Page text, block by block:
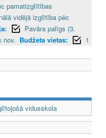
pamatizglītības
vidējā izglītība pēc
Pavāra palīgs (3.
nov. Budžeta vietas: 1
vidusskola